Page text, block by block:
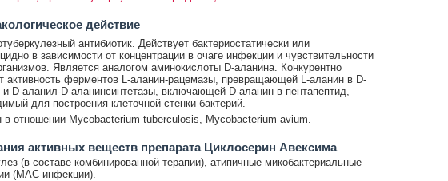
действие
антибиотик. Действует бактериостатически или
в зависимости от концентрации в очаге инфекции и чувствительности
Является аналогом аминокислоты D-аланина. Конкурентно
активность ферментов L-аланин-рацемазы, превращающей L-аланин в D-
и D-аланил-D-аланинсинтетазы, включающей D-аланин в пентапептид,
для построения клеточной стенки бактерий.
в отношении Mycobacterium tuberculosis, Mycobacterium avium.
активных веществ препарата Циклосерин Авексима
(в составе комбинированной терапии), атипичные микобактериальные
(МАС-инфекции).